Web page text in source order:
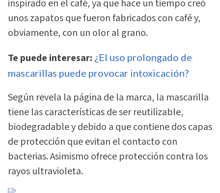
inspirado en el café, ya que hace un tiempo creó
unos zapatos que fueron fabricados con café y,
obviamente, con un olor al grano.
Te puede interesar: ¿El uso prolongado de
mascarillas puede provocar intoxicación?
Según revela la página de la marca, la mascarilla
tiene las características de ser reutilizable,
biodegradable y debido a que contiene dos capas
de protección que evitan el contacto con
bacterias. Asimismo ofrece protección contra los
rayos ultravioleta.